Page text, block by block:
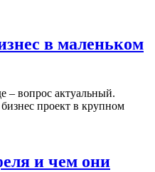
в маленьком
– вопрос актуальный.
проект в крупном
и чем они